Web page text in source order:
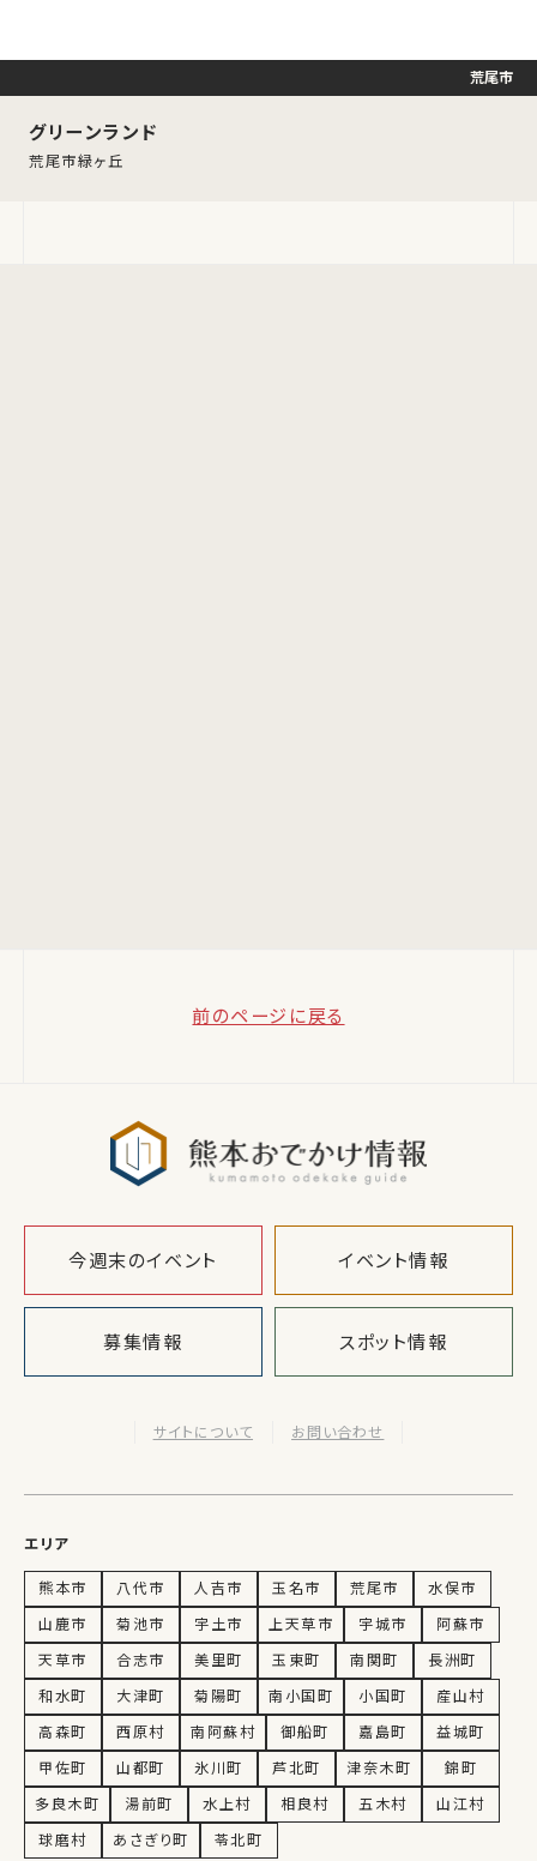
グリーンランド
荒尾市緑ヶ丘
荒尾市
前のページに戻る
今週末のイベント イベント情報
募集情報 スポット情報
サイトについて お問い合わせ
エリア
熊本市 八代市 人吉市 玉名市 荒尾市
水俣市
山鹿市
菊池市 宇土市 上天草市 宇城市
阿蘇市
天草市
合志市 美里町 玉東町 南関町
長洲町
和水町
大津町 菊陽町 南小国町 小国町
産山村
高森町
西原村 南阿蘇村 御船町 嘉島町
益城町
甲佐町
山都町 氷川町 芦北町 津奈木町
錦町
多良木町
湯前町 水上村 相良村 五木村
山江村
球磨村
あさぎり町 苓北町